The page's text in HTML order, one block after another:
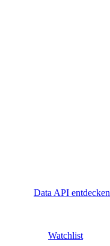
Data API entdecken
Watchlist